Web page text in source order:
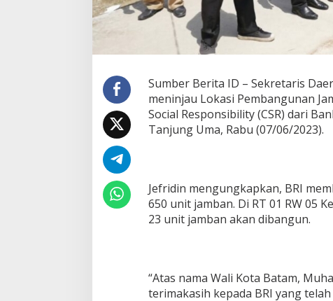
a
n
d
i
n
u
n
g
Sumber Berita ID – Sekretaris
meninjau Lokasi Pembangunan
Social Responsibility (CSR) dari
Tanjung Uma, Rabu (07/06/2023).
Jefridin mengungkapkan, BRI
650 unit jamban. Di RT 01 RW 05
23 unit jamban akan dibangun.
“Atas nama Wali Kota Batam,
terimakasih kepada BRI yang